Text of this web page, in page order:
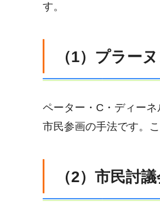
す。
（1）プラー
ペーター・C・ディー
市民参画の手法です。
（2）市民討